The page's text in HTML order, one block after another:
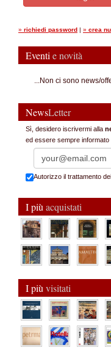
» richiedi password | » crea
Eventi e novità
...Non ci sono news/
NewsLetter
Sì, desidero iscrivermi alla
ed essere sempre informato
Autorizzo il trattamento
I più acquistati
I più visitati